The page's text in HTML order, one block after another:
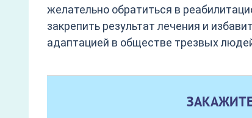
желательно обратиться в
закрепить результат лечения и
адаптацией в обществе трезвых